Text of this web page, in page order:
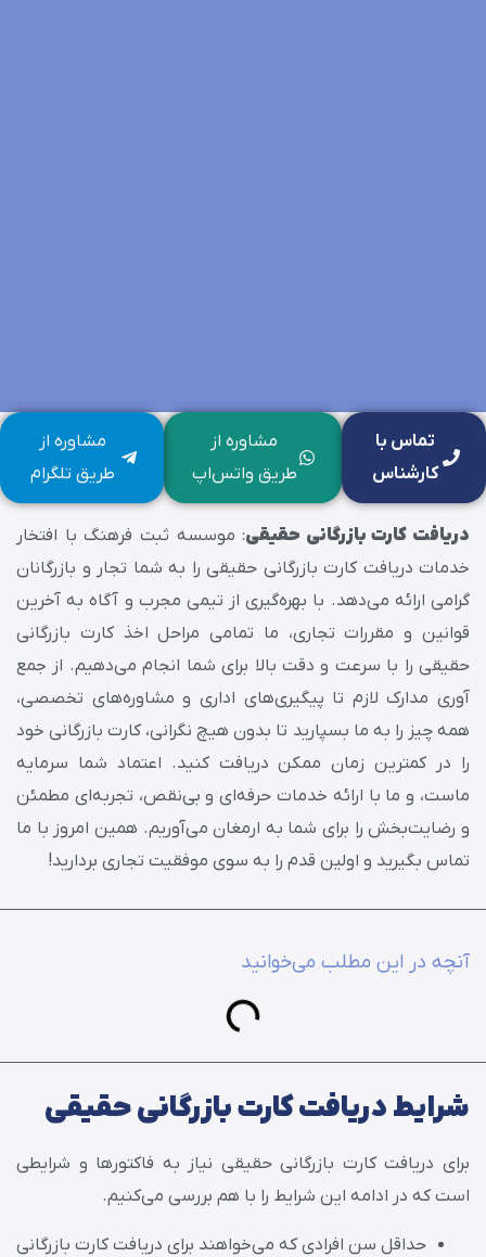
مشاوره از
طریق واتس‌اپ
مشاوره از
طریق تلگرام
تماس با
کارشناس
دریافت کارت بازرگانی حقیقی: موسسه ثبت فرهنگ با افتخار
خدمات دریافت کارت بازرگانی حقیقی را به شما تجار و بازرگانان
گرامی ارائه می‌دهد. با بهره‌گیری از تیمی مجرب و آگاه به آخرین
قوانین و مقررات تجاری، ما تمامی مراحل اخذ کارت بازرگانی
حقیقی را با سرعت و دقت بالا برای شما انجام می‌دهیم. از جمع
آوری مدارک لازم تا پیگیری‌های اداری و مشاوره‌های تخصصی،
همه چیز را به ما بسپارید تا بدون هیچ نگرانی، کارت بازرگانی خود
را در کمترین زمان ممکن دریافت کنید. اعتماد شما سرمایه
ماست، و ما با ارائه خدمات حرفه‌ای و بی‌نقص، تجربه‌ای مطمئن
و رضایت‌بخش را برای شما به ارمغان می‌آوریم. همین امروز با ما
تماس بگیرید و اولین قدم را به سوی موفقیت تجاری بردارید!
آنچه در این مطلب می‌خوانید
شرایط دریافت کارت بازرگانی حقیقی
برای دریافت کارت بازرگانی حقیقی نیاز به فاکتورها و شرایطی
است که در ادامه این شرایط را با هم بررسی می‌کنیم.
حداقل سن افرادی که می‌خواهند برای دریافت کارت بازرگانی